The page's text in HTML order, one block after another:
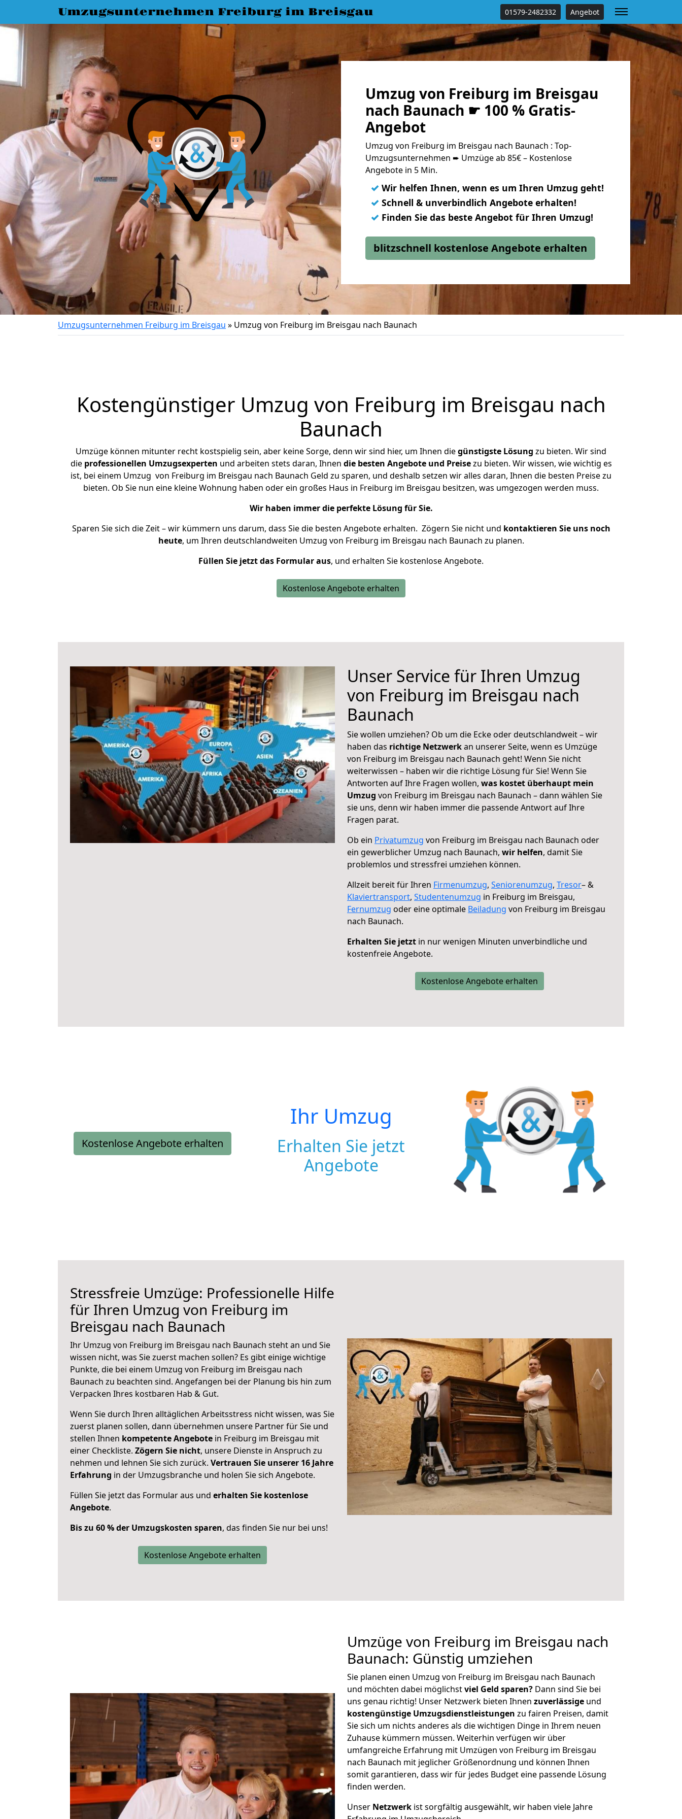
Umzugsunternehmen Freiburg im Breisgau 01579-2482332 Angebot
Umzug von Freiburg im Breisgau
nach Baunach ☛ 100 % Gratis-
Angebot
Umzug von Freiburg im Breisgau nach Baunach : Top-
Umzugsunternehmen ➨ Umzüge ab 85€ – Kostenlose
Angebote in 5 Min.
✓ Wir helfen Ihnen, wenn es um Ihren Umzug geht!
✓ Schnell & unverbindlich Angebote erhalten!
✓ Finden Sie das beste Angebot für Ihren Umzug!
blitzschnell kostenlose Angebote erhalten
Umzugsunternehmen Freiburg im Breisgau » Umzug von Freiburg im Breisgau nach Baunach
Kostengünstiger Umzug von Freiburg im Breisgau nach
Baunach
Umzüge können mitunter recht kostspielig sein, aber keine Sorge, denn wir sind hier, um Ihnen diegünstigste Lösung zu bieten. Wir sind
die professionellen Umzugsexperten und arbeiten stets daran, Ihnen die besten Angebote und Preisezu bieten. Wir wissen, wie wichtig es
ist, bei einem Umzug von Freiburg im Breisgau nach Baunach Geld zu sparen, und deshalb setzen wir alles daran, Ihnen die besten Preise zu
bieten. Ob Sie nun eine kleine Wohnung haben oder ein großes Haus in Freiburg im Breisgau besitzen, was umgezogen werden muss.
Wir haben immer die perfekte Lösung für Sie.
Sparen Sie sich die Zeit – wir kümmern uns darum, dass Sie die besten Angebote erhalten. Zögern Sie nicht und kontaktieren Sie uns noch
heute, um Ihren deutschlandweiten Umzug von Freiburg im Breisgau nach Baunach zu planen.
Füllen Sie jetzt das Formular aus, und erhalten Sie kostenlose Angebote.
Kostenlose Angebote erhalten
Unser Service für Ihren Umzug
von Freiburg im Breisgau nach
Baunach
Sie wollen umziehen? Ob um die Ecke oder deutschlandweit – wir
haben das richtige Netzwerkan unserer Seite, wenn es Umzüge
von Freiburg im Breisgau nach Baunach geht! Wenn Sie nicht
weiterwissen – haben wir die richtige Lösung für Sie! Wenn Sie
Antworten auf Ihre Fragen wollen, was kostet überhaupt mein
Umzug von Freiburg im Breisgau nach Baunach – dann wählen Sie
sie uns, denn wir haben immer die passende Antwort auf Ihre
Fragen parat.
Ob ein Privatumzug von Freiburg im Breisgau nach Baunach oder
ein gewerblicher Umzug nach Baunach, wir helfen, damit Sie
problemlos und stressfrei umziehen können.
Allzeit bereit für Ihren Firmenumzug, Seniorenumzug, Tresor– &
Klaviertransport, Studentenumzug in Freiburg im Breisgau,
Fernumzug oder eine optimale Beiladung von Freiburg im Breisgau
nach Baunach.
Erhalten Sie jetzt in nur wenigen Minuten unverbindliche und
kostenfreie Angebote.
Kostenlose Angebote erhalten
Kostenlose Angebote erhalten
Ihr Umzug
Erhalten Sie jetzt
Angebote
Stressfreie Umzüge: Professionelle Hilfe
für Ihren Umzug von Freiburg im
Breisgau nach Baunach
Ihr Umzug von Freiburg im Breisgau nach Baunach steht an und Sie
wissen nicht, was Sie zuerst machen sollen? Es gibt einige wichtige
Punkte, die bei einem Umzug von Freiburg im Breisgau nach
Baunach zu beachten sind. Angefangen bei der Planung bis hin zum
Verpacken Ihres kostbaren Hab & Gut.
Wenn Sie durch Ihren alltäglichen Arbeitsstress nicht wissen, was Sie
zuerst planen sollen, dann übernehmen unsere Partner für Sie und
stellen Ihnen kompetente Angebote in Freiburg im Breisgau mit
einer Checkliste. Zögern Sie nicht, unsere Dienste in Anspruch zu
nehmen und lehnen Sie sich zurück. Vertrauen Sie unserer 16 Jahre
Erfahrung in der Umzugsbranche und holen Sie sich Angebote.
Füllen Sie jetzt das Formular aus und erhalten Sie kostenlose
Angebote.
Bis zu 60 % der Umzugskosten sparen, das finden Sie nur bei uns!
Kostenlose Angebote erhalten
Umzüge von Freiburg im Breisgau nach
Baunach: Günstig umziehen
Sie planen einen Umzug von Freiburg im Breisgau nach Baunach
und möchten dabei möglichstviel Geld sparen? Dann sind Sie bei
uns genau richtig! Unser Netzwerk bieten Ihnen zuverlässige und
kostengünstige Umzugsdienstleistungen zu fairen Preisen, damit
Sie sich um nichts anderes als die wichtigen Dinge in Ihrem neuen
Zuhause kümmern müssen. Weiterhin verfügen wir über
umfangreiche Erfahrung mit Umzügen von Freiburg im Breisgau
nach Baunach mit jeglicher Größenordnung und können Ihnen
somit garantieren, dass wir für jedes Budget eine passende Lösung
finden werden.
Unser Netzwerk ist sorgfältig ausgewählt, wir haben viele Jahre